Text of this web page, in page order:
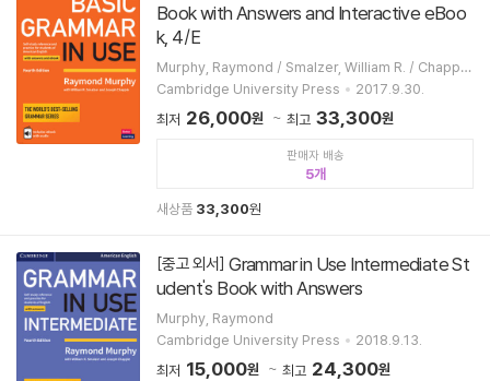
Book with Answers and Interactive eBoo
k, 4/E
Murphy, Raymond / Smalzer, William R. / Chappl
e, Joseph
Cambridge University Press
2017.9.30.
최저 26,000원 최고 33,300원
판매자 배송
5
새상품 33,300원
[중고 외서] Grammar in Use Intermediate St
udent's Book with Answers
Murphy, Raymond
Cambridge University Press
2018.9.13.
최저 15,000원 최고 24,300원